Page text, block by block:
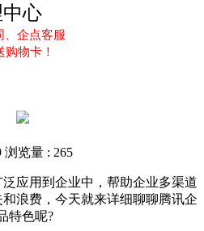
心
、企点客服
物卡！
浏览量 : 265
用到企业中，帮助企业多渠道
浪费，今天就来详细聊聊腾讯企
特色呢?